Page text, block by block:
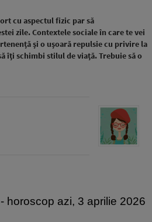
cu aspectul fizic par să
zile. Contextele sociale în care te vei
și o ușoară repulsie cu privire la
îți schimbi stilul de viață. Trebuie să o
horoscop azi, 3 aprilie 2026